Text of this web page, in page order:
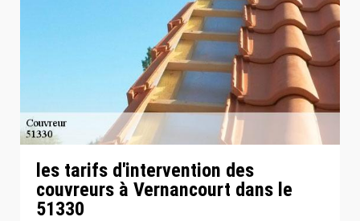
les tarifs d'intervention des
couvreurs à Vernancourt dans le
51330